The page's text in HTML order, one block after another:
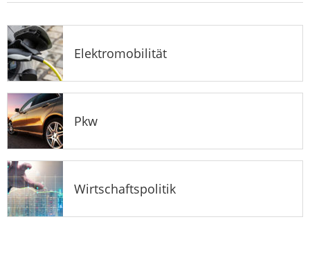
Elektromobilität
Pkw
Wirtschaftspolitik